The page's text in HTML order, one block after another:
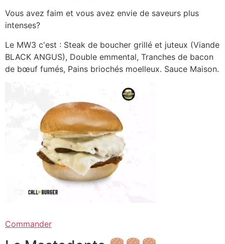
Vous avez faim et vous avez envie de saveurs plus
intenses?
Le MW3 c'est : Steak de boucher grillé et juteux (Viande
BLACK ANGUS), Double emmental, Tranches de bacon
de bœuf fumés, Pains briochés moelleux. Sauce Maison.
Commander